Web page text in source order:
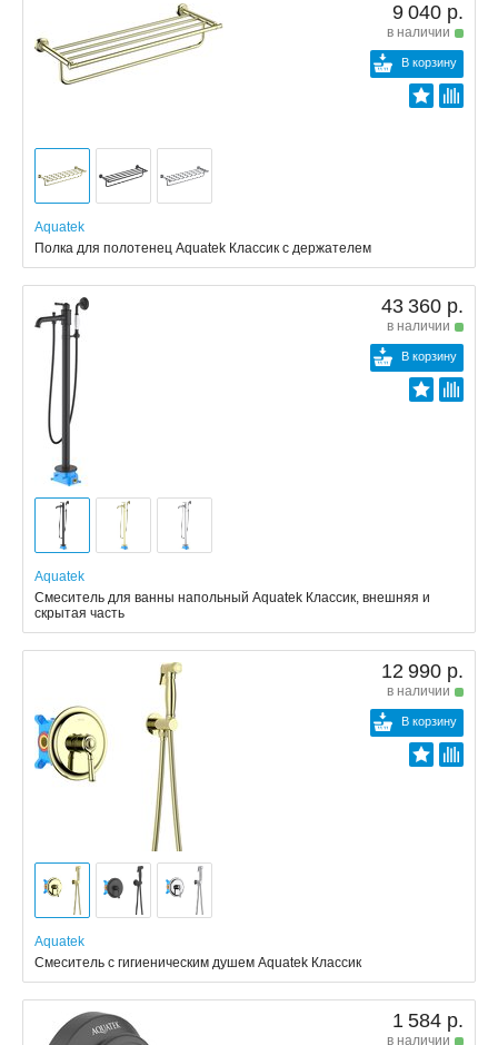
9 040 р.
в наличии
В корзину
Aquatek
Полка для полотенец Aquatek Классик с держателем
43 360 р.
в наличии
В корзину
Aquatek
Смеситель для ванны напольный Aquatek Классик, внешняя и
скрытая часть
12 990 р.
в наличии
В корзину
Aquatek
Смеситель с гигиеническим душем Aquatek Классик
1 584 р.
в наличии